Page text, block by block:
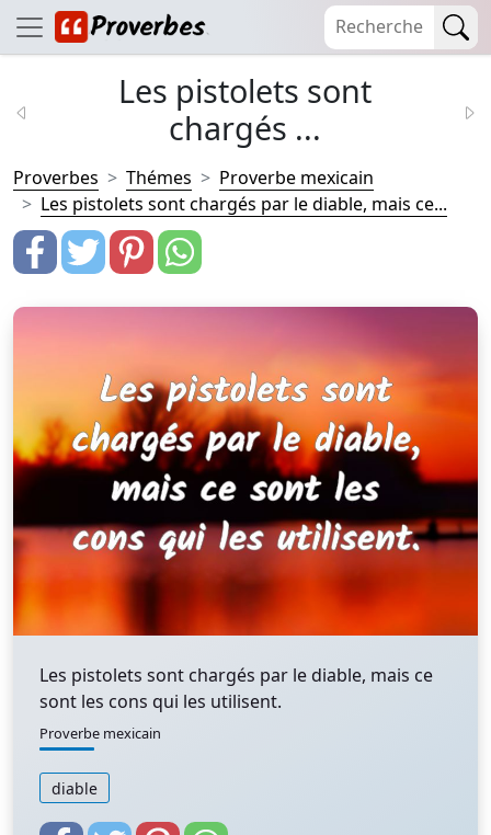
Les pistolets sont
chargés ...
Proverbes Thémes
Proverbe mexicain
Les pistolets sont chargés par le diable, mais ce...
Les pistolets sont chargés par le diable, mais ce
sont les cons qui les utilisent.
Proverbe mexicain
diable